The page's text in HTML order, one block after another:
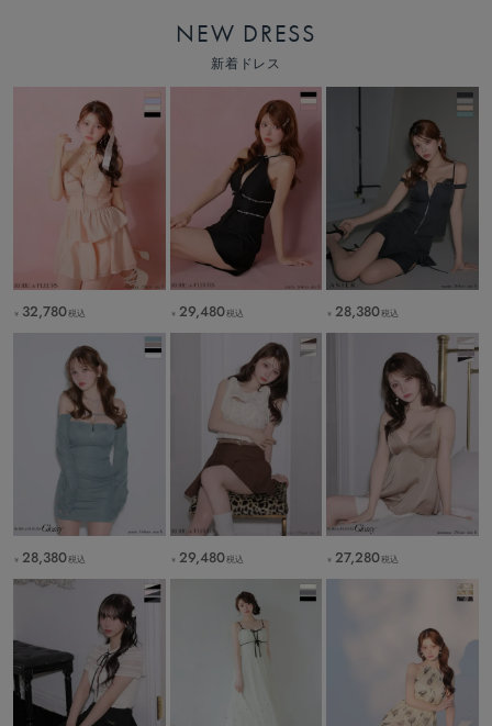
NEW DRESS
新着ドレス
￥ 32,780税込 ￥ 29,480税込 ￥ 28,380税込
￥ 28,380税込 ￥ 29,480税込 ￥ 27,280税込